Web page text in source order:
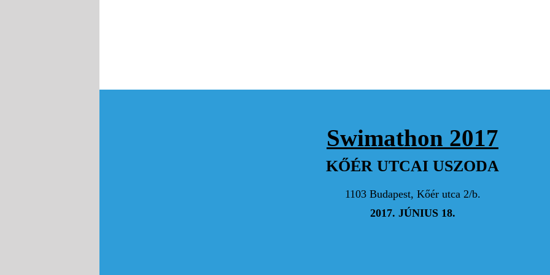
KIS MIKLÓS
Hajrá!
Krisztiántól
Swimathon 2017
KŐÉR UTCAI USZODA
1103 Budapest, Kőér utca 2/b.
2017. JÚNIUS 18.